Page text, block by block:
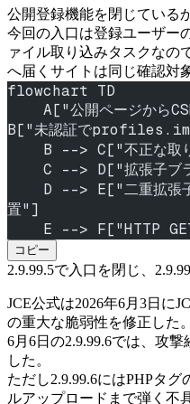
公開登録機能を閉じている
今回の入口は登録ユーザー
ァイル取り込みタスクなの
へ届くサイトは同じ確認対
flowchart TD
B["未認証で
B --> C["不正な
C --> D["拡張子
置"]
E --> F["HTTP
コピー
2.9.99.5で入口を閉じ、
JCE公式は2026年6月3日に
の重大な脆弱性を修正した。
6月6日の2.9.99.6では、攻
した。
ただし2.9.99.6にはPHPタ
ルアップロードまで弾く不